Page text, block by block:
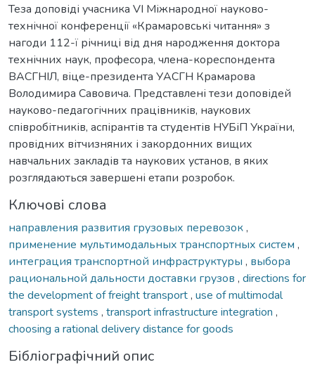
Теза доповіді учасника VI Міжнародної науково-
технічної конференції «Крамаровські читання» з
нагоди 112-ї річниці від дня народження доктора
технічних наук, професора, члена-кореспондента
ВАСГНІЛ, віце-президента УАСГН Крамарова
Володимира Савовича. Представлені тези доповідей
науково-педагогічних працівників, наукових
співробітників, аспірантів та студентів НУБіП України,
провідних вітчизняних і закордонних вищих
навчальних закладів та наукових установ, в яких
розглядаються завершені етапи розробок.
Ключові слова
направления развития грузовых перевозок,
применение мультимодальных транспортных систем ,
интеграция транспортной инфраструктуры , выбора
рациональной дальности доставки грузов , directions for
the development of freight transport, use of multimodal
transport systems , transport infrastructure integration ,
choosing a rational delivery distance for goods
Бібліографічний опис